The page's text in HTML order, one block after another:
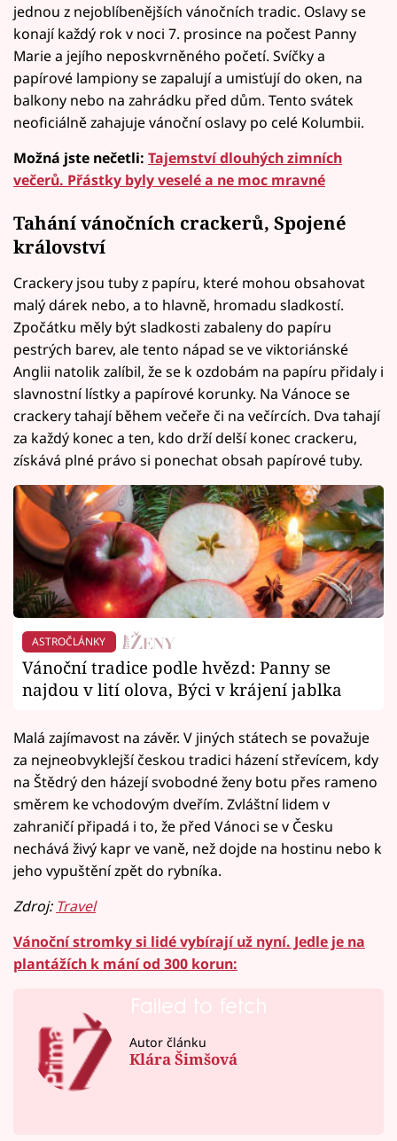
jednou z nejoblíbenějších vánočních tradic. Oslavy se
konají každý rok v noci 7. prosince na počest Panny
Marie a jejího neposkvrněného početí. Svíčky a
papírové lampiony se zapalují a umisťují do oken, na
balkony nebo na zahrádku před dům. Tento svátek
neoficiálně zahajuje vánoční oslavy po celé Kolumbii.
Možná jste nečetli: Tajemství dlouhých zimních
večerů. Přástky byly veselé a ne moc mravné
Tahání vánočních crackerů, Spojené
království
Crackery jsou tuby z papíru, které mohou obsahovat
malý dárek nebo, a to hlavně, hromadu sladkostí.
Zpočátku měly být sladkosti zabaleny do papíru
pestrých barev, ale tento nápad se ve viktoriánské
Anglii natolik zalíbil, že se k ozdobám na papíru přidaly i
slavnostní lístky a papírové korunky. Na Vánoce se
crackery tahají během večeře či na večírcích. Dva tahají
za každý konec a ten, kdo drží delší konec crackeru,
získává plné právo si ponechat obsah papírové tuby.
ASTROČLÁNKY
Vánoční tradice podle hvězd: Panny se
najdou v lití olova, Býci v krájení jablka
Malá zajímavost na závěr. V jiných státech se považuje
za nejneobvyklejší českou tradici házení střevícem, kdy
na Štědrý den házejí svobodné ženy botu přes rameno
směrem ke vchodovým dveřím. Zvláštní lidem v
zahraničí připadá i to, že před Vánoci se v Česku
nechává živý kapr ve vaně, než dojde na hostinu nebo k
jeho vypuštění zpět do rybníka.
Zdroj: Travel
Vánoční stromky si lidé vybírají už nyní. Jedle je na
plantážích k mání od 300 korun:
Failed to fetch
Autor článku
Klára Šimšová